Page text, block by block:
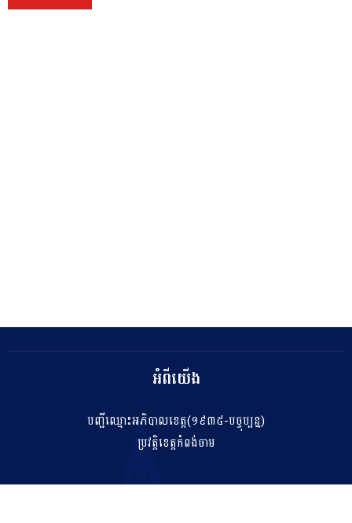
អំពីយើង
បញ្ជីឈ្មោះអភិបាលខេត្ត(១៩៣៥-បច្ចុប្បន្ន)
ប្រវត្តិខេត្តកំពង់ចាម